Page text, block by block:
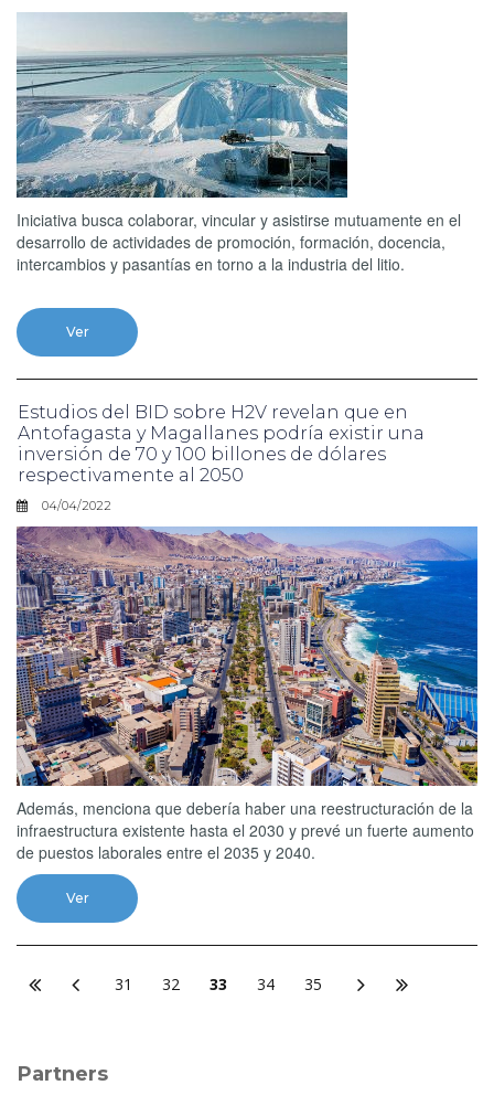
Iniciativa busca colaborar, vincular y asistirse mutuamente en el
desarrollo de actividades de promoción, formación, docencia,
intercambios y pasantías en torno a la industria del litio.
Ver
Estudios del BID sobre H2V revelan que en
Antofagasta y Magallanes podría existir una
inversión de 70 y 100 billones de dólares
respectivamente al 2050
04/04/2022
Además, menciona que debería haber una reestructuración de la
infraestructura existente hasta el 2030 y prevé un fuerte aumento
de puestos laborales entre el 2035 y 2040.
Ver
31 32 33 34 35
Partners